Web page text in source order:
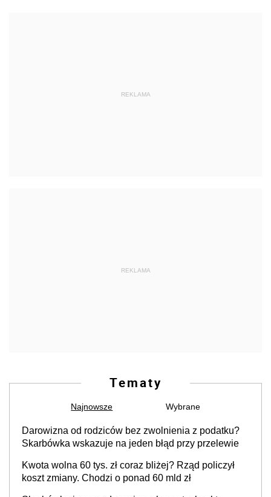
REKLAMA
REKLAMA
Tematy
Najnowsze Wybrane
Darowizna od rodziców bez zwolnienia z podatku?
Skarbówka wskazuje na jeden błąd przy przelewie
Kwota wolna 60 tys. zł coraz bliżej? Rząd policzył
koszt zmiany. Chodzi o ponad 60 mld zł